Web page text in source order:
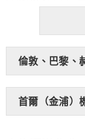
倫敦、巴黎、
首爾（金浦）